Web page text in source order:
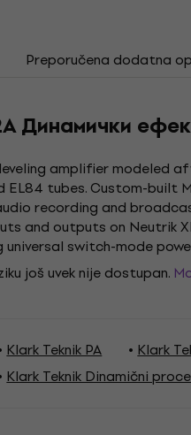
Preporučena dodatna
Динамички
amplifier modeled
EL84 tubes. Custom-
recording and
and outputs on Neutrik
switch-mode
još uvek nije dostupan.
Klark Teknik PA
Klark
Klark Teknik Dinamični